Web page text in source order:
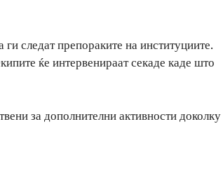
следат препораките на институциите.
ќе интервенираат секаде каде што
за дополнителни активности доколку